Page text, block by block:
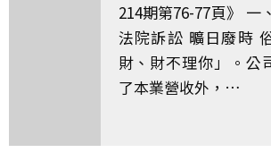
214期第76-77頁》 一
法院訴訟 曠日廢時
財、財不理你」。公
了本業營收外，…